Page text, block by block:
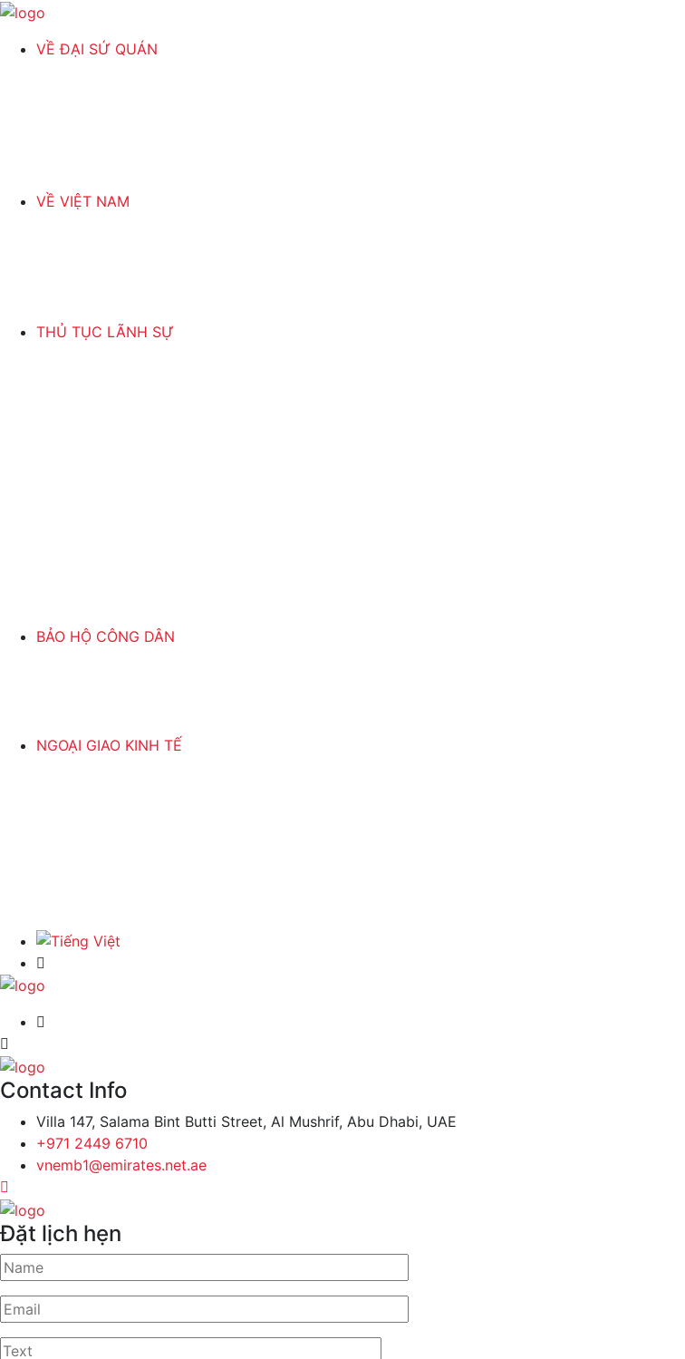
VỀ ĐẠI SỨ QUÁN
VỀ VIỆT NAM
THỦ TỤC LÃNH SỰ
BẢO HỘ CÔNG DÂN
NGOẠI GIAO KINH TẾ
Contact Info
Villa 147, Salama Bint Butti Street, Al Mushrif, Abu Dhabi, UAE
+971 2449 6710
vnemb1@emirates.net.ae
Đặt lịch hẹn